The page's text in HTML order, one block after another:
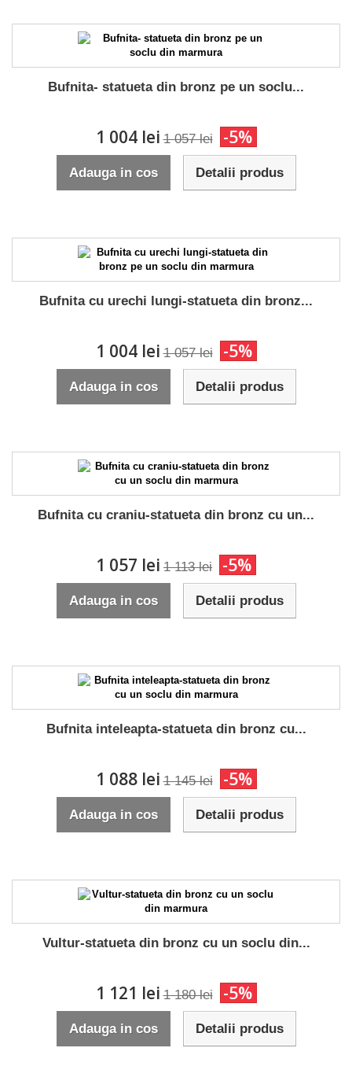
Bufnita- statueta din bronz pe un soclu...
1 004 lei 1 057 lei -5%
Adauga in cos Detalii produs
Bufnita cu urechi lungi-statueta din bronz...
1 004 lei 1 057 lei -5%
Adauga in cos Detalii produs
Bufnita cu craniu-statueta din bronz cu un...
1 057 lei 1 113 lei -5%
Adauga in cos Detalii produs
Bufnita inteleapta-statueta din bronz cu...
1 088 lei 1 145 lei -5%
Adauga in cos Detalii produs
Vultur-statueta din bronz cu un soclu din...
1 121 lei 1 180 lei -5%
Adauga in cos Detalii produs